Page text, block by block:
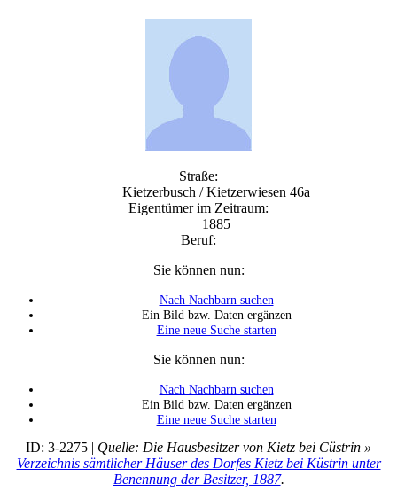
Straße:
Kietzerbusch / Kietzerwiesen 46a
Eigentümer im Zeitraum:
1885
Beruf:
Sie können nun:
Nach Nachbarn suchen
Ein Bild bzw. Daten ergänzen
Eine neue Suche starten
Sie können nun:
Nach Nachbarn suchen
Ein Bild bzw. Daten ergänzen
Eine neue Suche starten
ID: 3-2275 | Quelle: Die Hausbesitzer von Kietz bei Cüstrin »
Verzeichnis sämtlicher Häuser des Dorfes Kietz bei Küstrin unter
Benennung der Besitzer, 1887.